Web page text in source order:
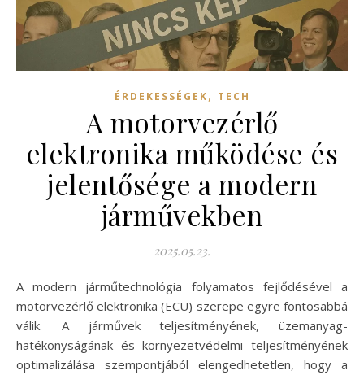
ÉRDEKESSÉGEK, TECH
A motorvezérlő
elektronika működése és
jelentősége a modern
járművekben
2025.05.23.
A modern járműtechnológia folyamatos fejlődésével a
motorvezérlő elektronika (ECU) szerepe egyre fontosabbá
válik. A járművek teljesítményének, üzemanyag-
hatékonyságának és környezetvédelmi teljesítményének
optimalizálása szempontjából elengedhetetlen, hogy a